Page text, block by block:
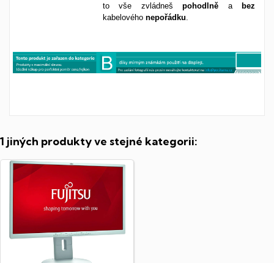
to vše zvládnešpohodlně abez
kabelového nepořádku
1 jiných produkty ve stejné kategorii: